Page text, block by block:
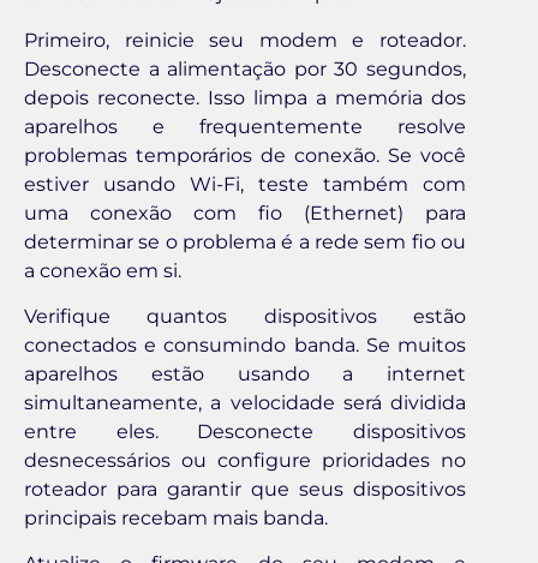
Primeiro, reinicie seu modem e roteador.
Desconecte a alimentação por 30 segundos,
depois reconecte. Isso limpa a memória dos
aparelhos e frequentemente resolve
problemas temporários de conexão. Se você
estiver usando Wi-Fi, teste também com
uma conexão com fio (Ethernet) para
determinar se o problema é a rede sem fio ou
a conexão em si.
Verifique quantos dispositivos estão
conectados e consumindo banda. Se muitos
aparelhos estão usando a internet
simultaneamente, a velocidade será dividida
entre eles. Desconecte dispositivos
desnecessários ou configure prioridades no
roteador para garantir que seus dispositivos
principais recebam mais banda.